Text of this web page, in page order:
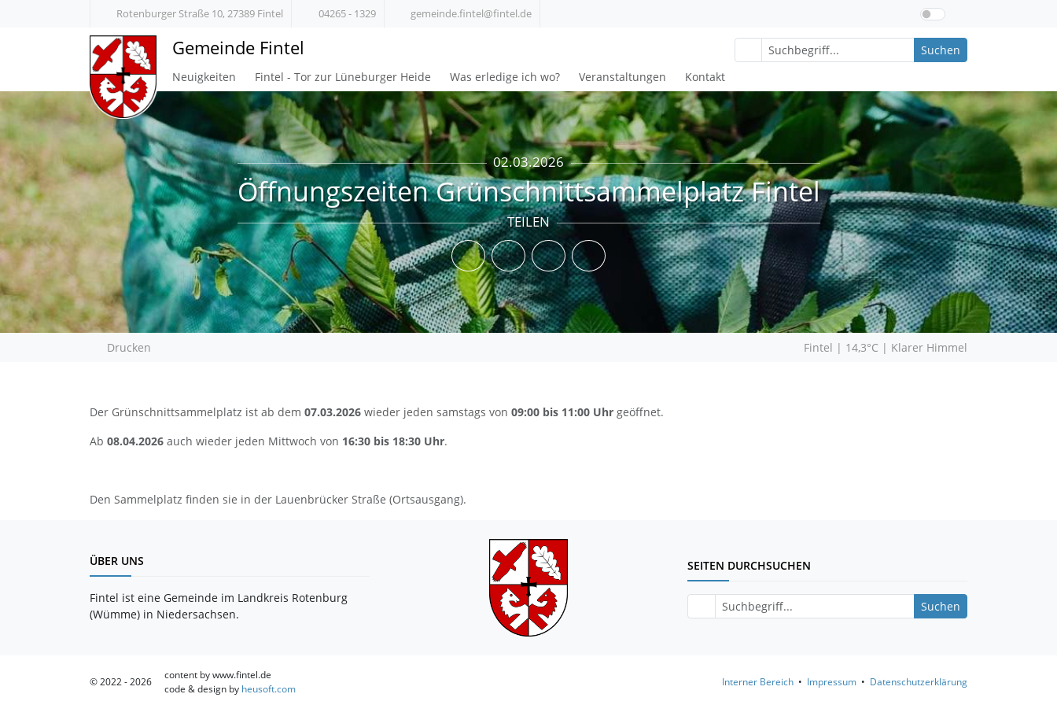
Rotenburger Straße 10, 27389 Fintel 04265 - 1329 gemeinde.fintel@fintel.de
Gemeinde Fintel
Suchen
Neuigkeiten
Fintel - Tor zur Lüneburger Heide Was erledige ich wo? Veranstaltungen Kontakt
02.03.2026
Öffnungszeiten Grünschnittsammelplatz Fintel
TEILEN
Drucken Fintel | 14,3°C | Klarer Himmel
Der Grünschnittsammelplatz ist ab dem 07.03.2026 wieder jeden samstags von 09:00 bis 11:00 Uhr geöffnet.
Ab 08.04.2026 auch wieder jeden Mittwoch von 16:30 bis 18:30 Uhr.
Den Sammelplatz finden sie in der Lauenbrücker Straße (Ortsausgang).
ÜBER UNS
Fintel ist eine Gemeinde im Landkreis Rotenburg
(Wümme) in Niedersachsen.
SEITEN DURCHSUCHEN
Suchen
© 2022 - 2026
content by www.fintel.de
code & design by heusoft.com
Interner Bereich • Impressum • Datenschutzerklärung